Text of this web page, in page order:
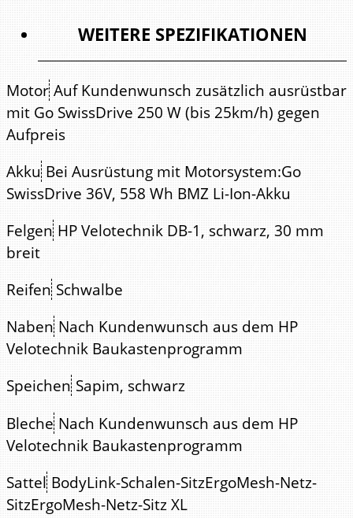
WEITERE SPEZIFIKATIONEN
Motor Auf Kundenwunsch zusätzlich ausrüstbar
mit Go SwissDrive 250 W (bis 25km/h) gegen
Aufpreis
Akku Bei Ausrüstung mit Motorsystem:Go
SwissDrive 36V, 558 Wh BMZ Li-Ion-Akku
Felgen HP Velotechnik DB-1, schwarz, 30 mm
breit
Reifen Schwalbe
Naben Nach Kundenwunsch aus dem HP
Velotechnik Baukastenprogramm
Speichen Sapim, schwarz
Bleche Nach Kundenwunsch aus dem HP
Velotechnik Baukastenprogramm
Sattel BodyLink-Schalen-SitzErgoMesh-Netz-
SitzErgoMesh-Netz-Sitz XL